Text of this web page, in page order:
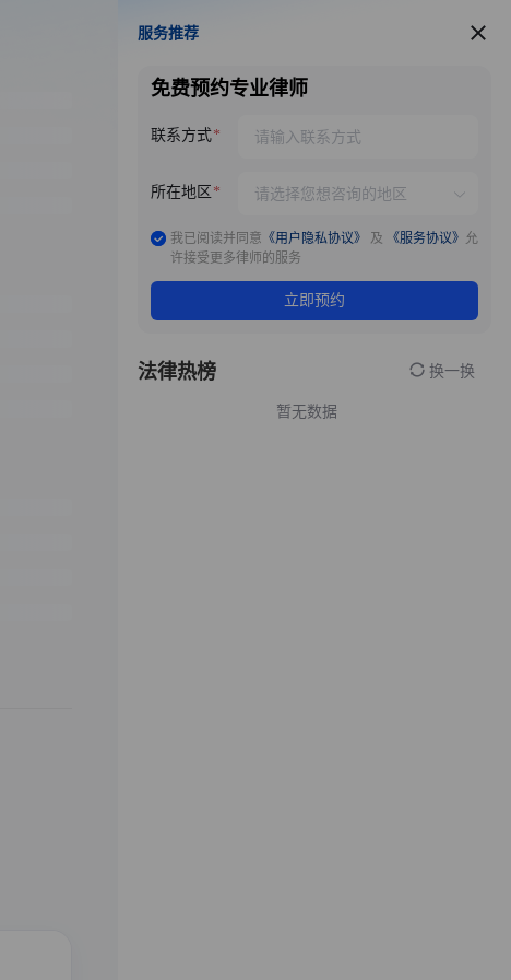
服务推荐
服务推荐
免费预约专业律师
联系方式
所在地区
我已阅读并同意 《用户隐私协议》 及 《服务协议》 允
许接受更多律师的服务
立即预约
法律热榜 换一换
暂无数据